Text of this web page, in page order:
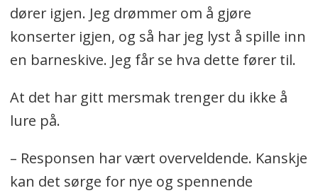
dører igjen. Jeg drømmer om å gjøre
konserter igjen, og så har jeg lyst å spille inn
en barneskive. Jeg får se hva dette fører til.
At det har gitt mersmak trenger du ikke å
lure på.
– Responsen har vært overveldende. Kanskje
kan det sørge for nye og spennende